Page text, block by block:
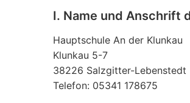
I. Name und Anschrift
Hauptschule An der Klunkau
Klunkau 5-7
38226 Salzgitter-Lebenstedt
Telefon: 05341 178675